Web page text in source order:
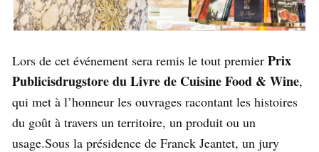
Lors de cet événement sera remis le tout premier Prix
Publicisdrugstore du Livre de Cuisine Food & Wine,
qui met à l’honneur les ouvrages racontant les histoires
du goût à travers un territoire, un produit ou un
usage.Sous la présidence de Franck Jeantet, un jury